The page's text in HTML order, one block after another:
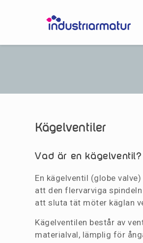
Kägelventiler
Vad är en kägelventil?
En kägelventil (globe
att den flervarviga
att sluta tät möter käglan
Kägelventilen består av
materialval, lämplig för